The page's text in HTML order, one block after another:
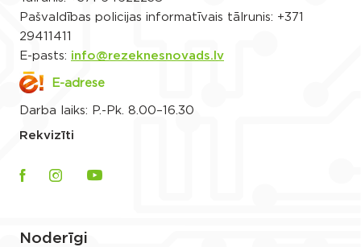
Pašvaldības policijas informatīvais tālrunis: +371
29411411
E-pasts: info@rezeknesnovads.lv
E-adrese
Darba laiks: P.-Pk. 8.00–16.30
Rekvizīti
Noderīgi